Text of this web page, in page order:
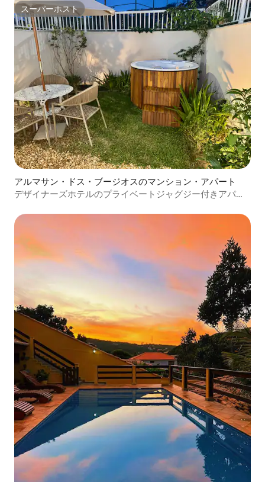
スーパーホスト
スーパーホスト
アルマサン・ドス・ブージオスのマンション・アパート
デザイナーズホテルのプライベートジャグジー付きアパー